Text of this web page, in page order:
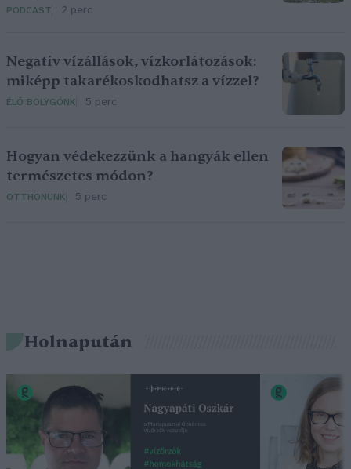
PODCAST 2 perc
Negatív vízállások, vízkorlátozások:
miképp takarékoskodhatsz a vízzel?
ÉLŐ BOLYGÓNK 5 perc
Hogyan védekezzünk a hangyák ellen
természetes módon?
OTTHONUNK 5 perc
Holnapután